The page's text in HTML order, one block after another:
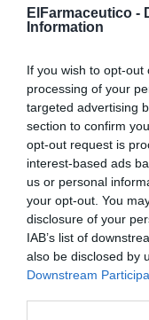
ElFarmaceutico -
Information
If you wish to opt-
processing of your
targeted advertising
section to confirm
opt-out request is
interest-based ads
us or personal
your opt-out. You
disclosure of your
IAB’s list of
also be disclosed by
Downstream
La Fundación
alimentación de las
las restricciones
salud; fomenta la
pone en valor el
de los territorios.
Día Mundial de la
fedefarma impulsa
Salud Digestiva
anuales dirigidas a